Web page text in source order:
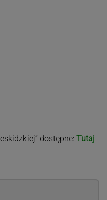
dostępne: Tutaj